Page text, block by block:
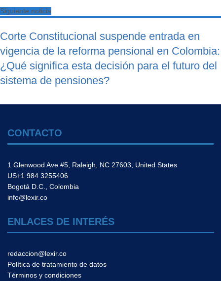
Siguiente noticia
Corte Constitucional suspende entrada en
vigencia de la reforma pensional en Colombia:
¿Qué significa esta decisión para el futuro del
sistema de pensiones?
CONTACTO
1 Glenwood Ave #5, Raleigh, NC 27603, United States
US+1 984 3255406
Bogotá D.C., Colombia
info@lexir.co
ENLACES DE INTERÉS
redaccion@lexir.co
Política de tratamiento de datos
Términos y condiciones